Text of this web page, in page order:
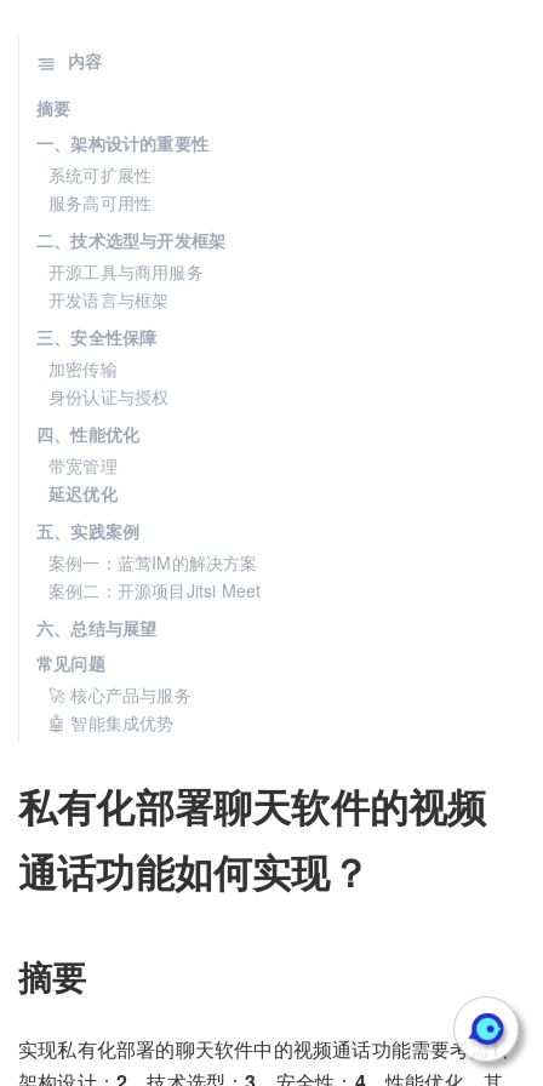
私有化部署聊天软件的视频
通话功能如何实现？
摘要
实现私有化部署的聊天软件中的视频通话功能需要考虑1、
内容
摘要
一、架构设计的重要性
系统可扩展性
服务高可用性
二、技术选型与开发框架
开源工具与商用服务
开发语言与框架
三、安全性保障
加密传输
身份认证与授权
四、性能优化
带宽管理
延迟优化
五、实践案例
案例一：蓝莺IM的解决方案
案例二：开源项目Jitsi Meet
六、总结与展望
常见问题
🚀 核心产品与服务
🤖 智能集成优势